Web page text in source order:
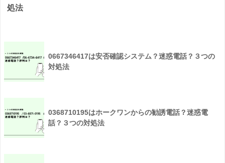
処法
0667346417は安否確認システム？迷惑電話？３つの
対処法
0368710195はホークワンからの勧誘電話？迷惑電
話？３つの対処法